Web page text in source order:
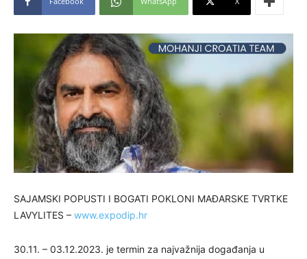
SAJAMSKI POPUSTI I BOGATI POKLONI MAĐARSKE TVRTKE
LAVYLITES – www.expodip.hr
30.11. – 03.12.2023. je termin za najvažnija događanja u